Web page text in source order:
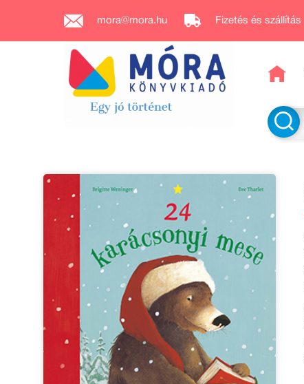
mora@mora.hu Fizetés és szállítás